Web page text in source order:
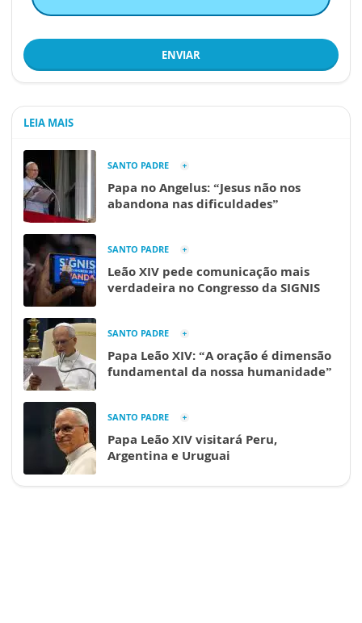
ENVIAR
LEIA MAIS
SANTO PADRE
Papa no Angelus: “Jesus não nos
abandona nas dificuldades”
SANTO PADRE
Leão XIV pede comunicação mais
verdadeira no Congresso da SIGNIS
SANTO PADRE
Papa Leão XIV: “A oração é dimensão
fundamental da nossa humanidade”
SANTO PADRE
Papa Leão XIV visitará Peru,
Argentina e Uruguai